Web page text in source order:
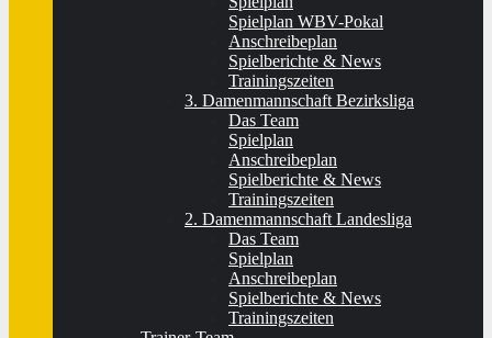
Spielplan WBV-Pokal
Anschreibeplan
Spielberichte & News
Trainingszeiten
3. Damenmannschaft Bezirksliga
Das Team
Spielplan
Anschreibeplan
Spielberichte & News
Trainingszeiten
2. Damenmannschaft Landesliga
Das Team
Spielplan
Anschreibeplan
Spielberichte & News
Trainingszeiten